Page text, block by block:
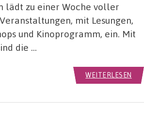
lädt zu einer Woche voller
mit Lesungen,
und Kinoprogramm, ein. Mit
die …
WEITERLESEN